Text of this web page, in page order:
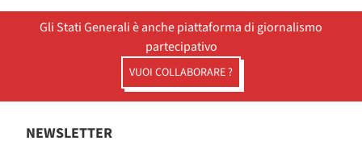
Gli Stati Generali è anche piattaforma di giornalismo
partecipativo
VUOI COLLABORARE ?
NEWSLETTER